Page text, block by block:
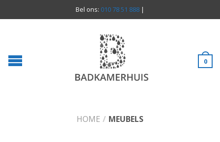
Bel ons: 010 78 51 888 |
0
HOME / MEUBELS